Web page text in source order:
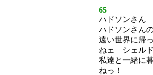
65
ハドソンさん
ハドソンさん
遠い世界に帰
ねェ シェル
私達と一緒に
ねっ！